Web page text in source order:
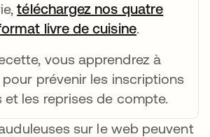
téléchargez nos quatre
livre de cuisines’ouvre
.
vous apprendrez à
pour prévenir les inscriptions
et les reprises de compte.
sur le web peuvent